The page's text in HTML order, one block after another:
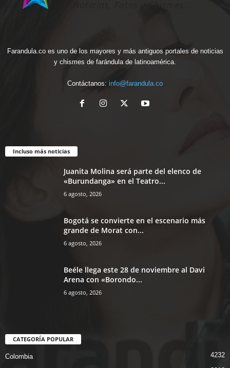
Farandula.co es uno de los mayores y más antiguos portales de noticias
y chismes de farándula de latinoamérica.
Contáctanos: info@farandula.co
Incluso más noticias
Juanita Molina será parte del elenco de
«Burundanga» en el Teatro...
6 agosto, 2026
Bogotá se convierte en el escenario más
grande de Morat con...
6 agosto, 2026
Beéle llega este 28 de noviembre al Davi
Arena con «Borondo...
6 agosto, 2026
CATEGORÍA POPULAR
Colombia
4232